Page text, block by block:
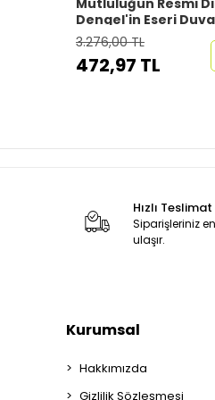
Dengel'in Eseri
Kağıdı - Posteri-6661
3.276,00 TL
472,97 TL
Hızlı Teslimat
Siparişleriniz
ulaşır.
Kurumsal
Hakkımızda
Gizlilik Sözleşmesi